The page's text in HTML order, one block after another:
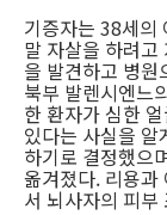
기증자는 38세의
말 자살을 하려고
을 발견하고 병
북부 발렌시엔느
한 환자가 심한
있다는 사실을
하기로 결정했으
옮겨졌다. 리용과
서 뇌사자의 피